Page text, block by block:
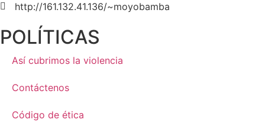
http://161.132.41.136/~moyobamba
POLÍTICAS
Así cubrimos la violencia
Contáctenos
Código de ética